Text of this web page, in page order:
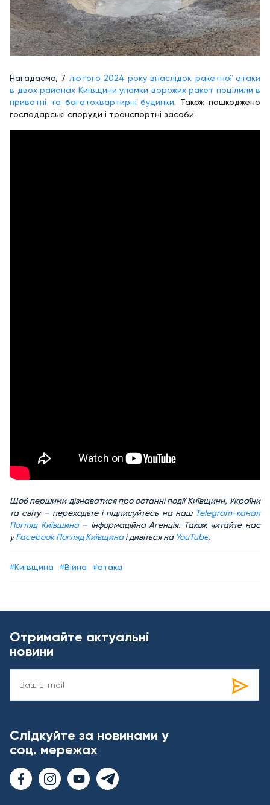
Нагадаємо, 7 лютого 2024 року внаслідок ракетної атаки
в двох районах Київщини уламки ворожих ракет поцілили в
приватні та багатоквартирні будинки. Також пошкоджено
господарські споруди і транспортні засоби.
Щоб першими дізнаватися про останні події Київщини, України
та світу – переходьте і підписуйтесь на наш Telegram-канал
Погляд Київщина– Інформаційна Агенція. Також читайте нас
уFacebook Погляд Київщина і дивіться на YouTube.
#Київщина #Війна #атака
Отримайте актуальні
новини
Слідкуйте за новинами у
соц. мережах